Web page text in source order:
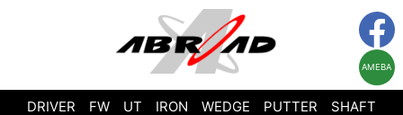
AMEBA
DRIVER FW UT IRON WEDGE PUTTER
SHAFT